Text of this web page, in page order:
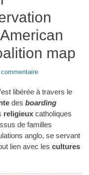
map
libérée à travers le
des boarding
religieux catholiques
de familles
anglo, se servant
lien avec les cultures